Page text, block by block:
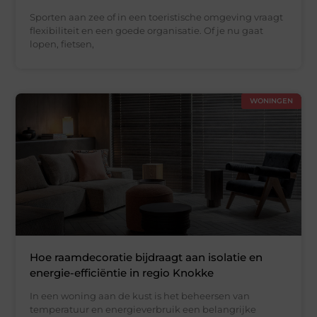
Sporten aan zee of in een toeristische omgeving vraagt
flexibiliteit en een goede organisatie. Of je nu gaat
lopen, fietsen,
WONINGEN
Hoe raamdecoratie bijdraagt aan isolatie en
energie-efficiëntie in regio Knokke
In een woning aan de kust is het beheersen van
temperatuur en energieverbruik een belangrijke